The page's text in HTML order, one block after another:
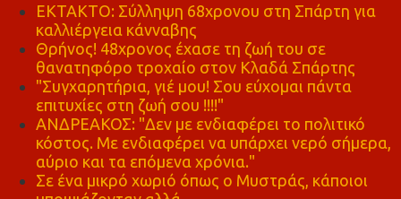
ΕΚΤΑΚΤΟ: Σύλληψη 68χρονου στη Σπάρτη για
καλλιέργεια κάνναβης
Θρήνος! 48χρονος έχασε τη ζωή του σε
θανατηφόρο τροχαίο στον Κλαδά Σπάρτης
"Συγχαρητήρια, γιέ μου! Σου εύχομαι πάντα
επιτυχίες στη ζωή σου !!!!"
ΑΝΔΡΕΑΚΟΣ: "Δεν με ενδιαφέρει το πολιτικό
κόστος. Με ενδιαφέρει να υπάρχει νερό σήμερα,
αύριο και τα επόμενα χρόνια."
Σε ένα μικρό χωριό όπως ο Μυστράς, κάποιοι